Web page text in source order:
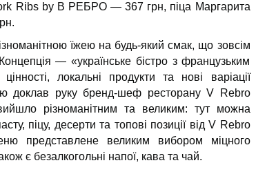
Ribs by В РЕБРО — 367 грн, піца Маргарита
їжею на будь-який смак, що зовсім
— «українське бістро з французьким
локальні продукти та нові варіації
доклав руку бренд-шеф ресторану V Rebro
різноманітним та великим: тут можна
піцу, десерти та топові позиції від V Rebro
представлене великим вибором міцного
є безалкогольні напої, кава та чай.